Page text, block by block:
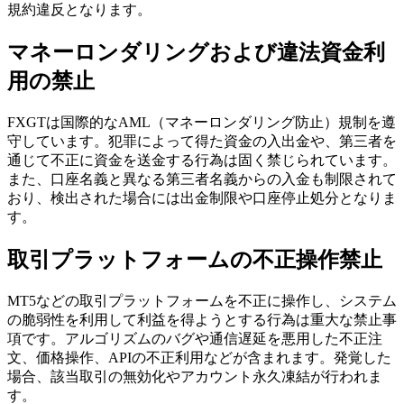
規約違反となります。
マネーロンダリングおよび違法資金利
用の禁止
FXGTは国際的なAML（マネーロンダリング防止）規制を遵
守しています。犯罪によって得た資金の入出金や、第三者を
通じて不正に資金を送金する行為は固く禁じられています。
また、口座名義と異なる第三者名義からの入金も制限されて
おり、検出された場合には出金制限や口座停止処分となりま
す。
取引プラットフォームの不正操作禁止
MT5などの取引プラットフォームを不正に操作し、システム
の脆弱性を利用して利益を得ようとする行為は重大な禁止事
項です。アルゴリズムのバグや通信遅延を悪用した不正注
文、価格操作、APIの不正利用などが含まれます。発覚した
場合、該当取引の無効化やアカウント永久凍結が行われま
す。